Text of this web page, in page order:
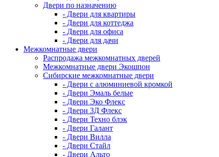
Двери по назначению
- Двери для квартиры
- Двери для коттеджа
- Двери для офиса
- Двери для дачи
Межкомнатные двери
Распродажа межкомнатных дверей
Межкомнатные двери Экошпон
Сибирские межкомнатные двери
- Двери с алюминиевой кромкой
- Двери Эмаль белые
- Двери Эко Флекс
- Двери 3Д Флекс
- Двери Техно блэк
- Двери Галант
- Двери Вилла
- Двери Стайл
- Двери Альто